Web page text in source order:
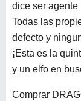
dice ser
Todas las
defecto y
¡Esta es la
y un elfo en
Comprar